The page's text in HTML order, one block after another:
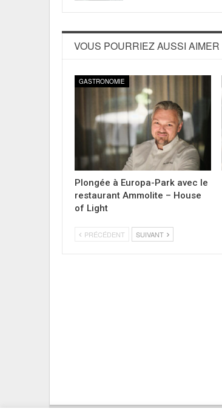
VOUS POURRIEZ AUSSI AIMER
GASTRONOMIE
Plongée à Europa-Park avec le
restaurant Ammolite – House
of Light
PRÉCÉDENT SUIVANT